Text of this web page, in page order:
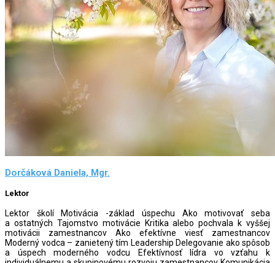
Dorčáková Daniela, Mgr.
Lektor
Lektor školí Motivácia -základ úspechu Ako motivovať seba
a ostatných Tajomstvo motivácie Kritika alebo pochvala k vyššej
motivácii zamestnancov Ako efektívne viesť zamestnancov
Moderný vodca – zanietený tím Leadership Delegovanie ako spôsob
a úspech moderného vodcu Efektívnosť lídra vo vzťahu k